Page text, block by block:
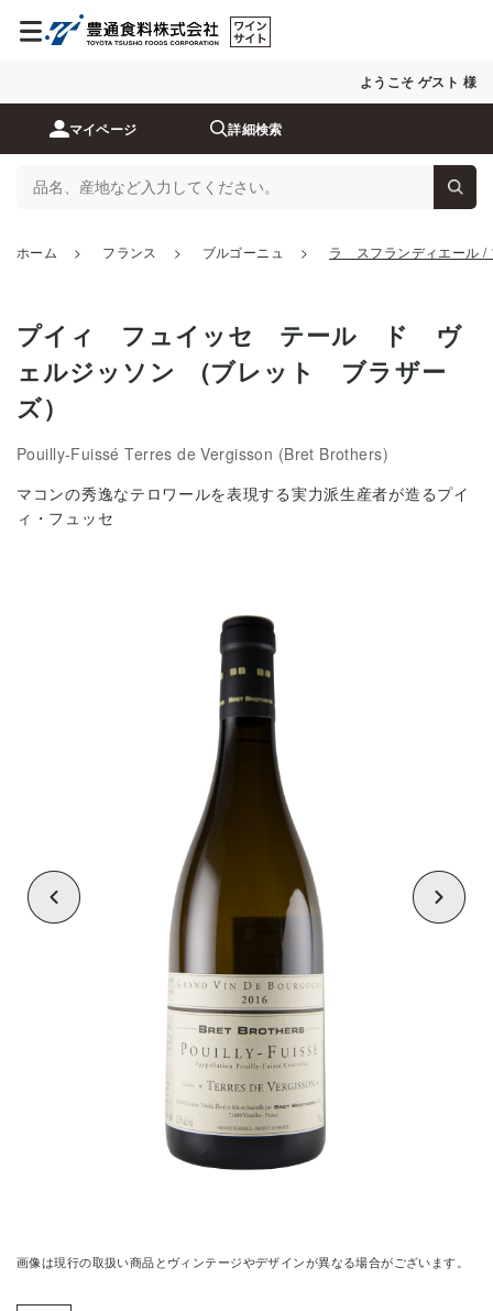
ようこそ ゲスト 様
マイページ 詳細検索
ホーム > フランス > ブルゴーニュ > ラ スフランディエール
プイィ フュイッセ テール ド ヴ
ェルジッソン (ブレット ブラザー
ズ）
Pouilly-Fuissé Terres de Vergisson (Bret Brothers)
マコンの秀逸なテロワールを表現する実力派生産者が造るプイ
ィ・フュッセ
画像は現行の取扱い商品とヴィンテージやデザインが異なる場合がございます。